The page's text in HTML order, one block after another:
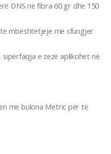
DNS në fibra 60 gr dhe 150
mbështetjeje me sfungjer
e zezë aplikohet në
me bulona Metric për të